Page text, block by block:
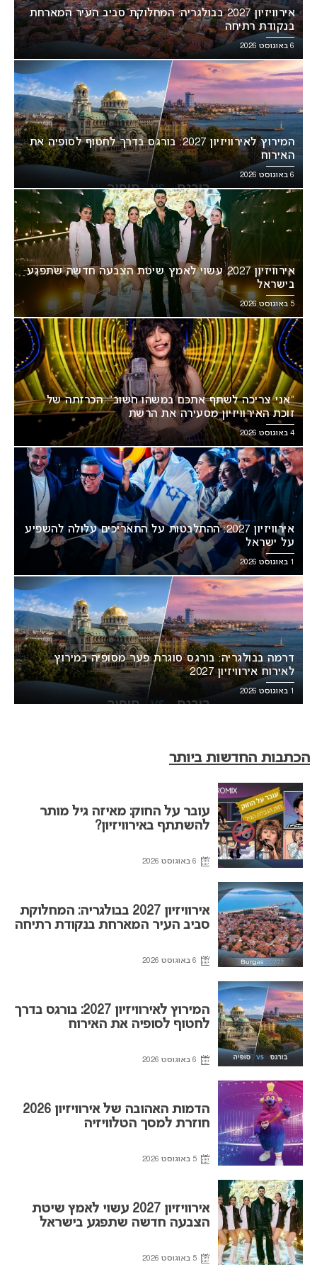
אירוויזיון 2027 בבולגריה: המחלוקת סביב העיר המארחת
בנקודת רתיחה
6 באוגוסט 2026
המירוץ לאירוויזיון 2027: בורגס בדרך לחטוף לסופיה את
האירוח
6 באוגוסט 2026
אירוויזיון 2027 עשוי לאמץ שיטת הצבעה חדשה שתפגע
בישראל
5 באוגוסט 2026
“אני צריכה לשתף אתכם במשהו חשוב”: הכרזתה של
זוכת האירוויזיון מסעירה את הרשת
4 באוגוסט 2026
אירוויזיון 2027: ההתלבטות על התאריכים עלולה להשפיע
על ישראל
1 באוגוסט 2026
דרמה בבולגריה: בורגס סוגרת פער מסופיה במירוץ
לאירוח אירוויזיון 2027
1 באוגוסט 2026
הכתבות החדשות ביותר
עובר על החוק: מאיזה גיל מותר
להשתתף באירוויזיון?
6 באוגוסט 2026
אירוויזיון 2027 בבולגריה: המחלוקת
סביב העיר המארחת בנקודת רתיחה
6 באוגוסט 2026
המירוץ לאירוויזיון 2027: בורגס בדרך
לחטוף לסופיה את האירוח
6 באוגוסט 2026
הדמות האהובה של אירוויזיון 2026
חוזרת למסך הטלוויזיה
5 באוגוסט 2026
אירוויזיון 2027 עשוי לאמץ שיטת
הצבעה חדשה שתפגע בישראל
5 באוגוסט 2026